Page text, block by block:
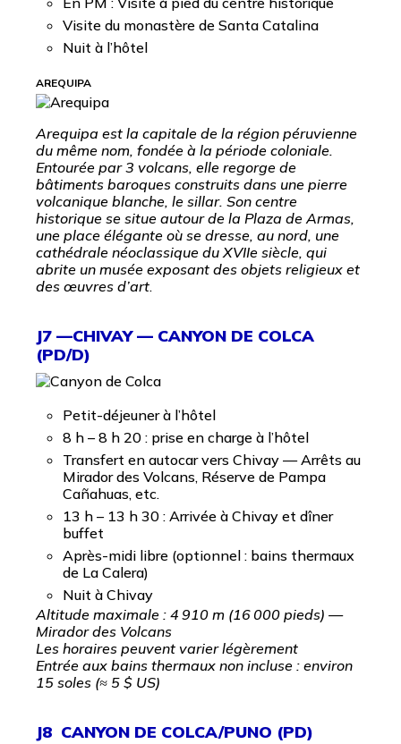
Visite du monastère de Santa Catalina
Nuit à l’hôtel
AREQUIPA
Arequipa est la capitale de la région péruvienne
du même nom, fondée à la période coloniale.
Entourée par 3 volcans, elle regorge de
bâtiments baroques construits dans une pierre
volcanique blanche, le sillar. Son centre
historique se situe autour de la Plaza de Armas,
une place élégante où se dresse, au nord, une
cathédrale néoclassique du XVIIe siècle, qui
abrite un musée exposant des objets religieux et
des œuvres d’art.
J7 —CHIVAY — CANYON DE COLCA
(PD/D)
Petit-déjeuner à l’hôtel
8 h – 8 h 20 : prise en charge à l’hôtel
Transfert en autocar vers Chivay — Arrêts au
Mirador des Volcans, Réserve de Pampa
Cañahuas, etc.
13 h – 13 h 30 : Arrivée à Chivay et dîner
buffet
Après-midi libre (optionnel : bains thermaux
de La Calera)
Nuit à Chivay
Altitude maximale : 4 910 m (16 000 pieds) —
Mirador des Volcans
Les horaires peuvent varier légèrement
Entrée aux bains thermaux non incluse : environ
15 soles (≈ 5 $ US)
J8 CANYON DE COLCA/PUNO (PD)